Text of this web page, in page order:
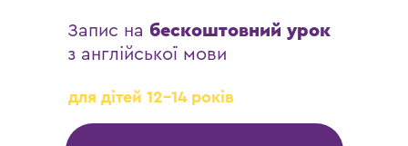
Запис на бескоштовний урок
з англійської мови
для дітей 12-14 років